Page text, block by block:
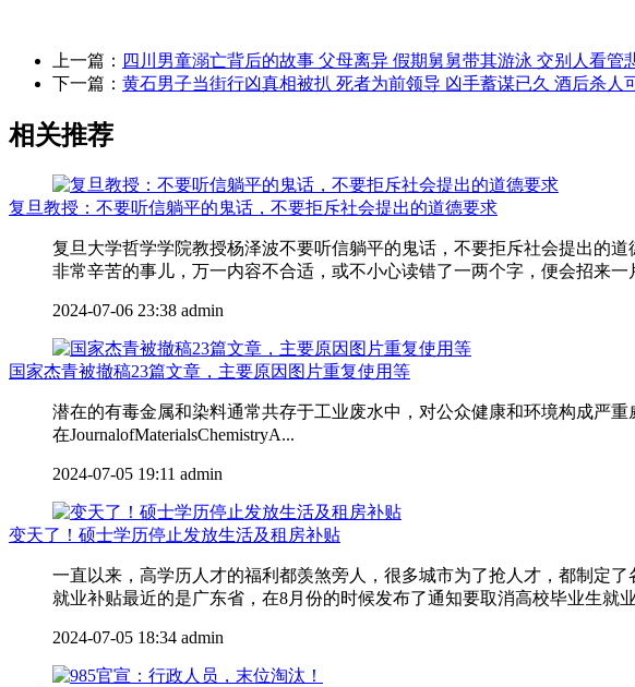
上一篇： 四川男童溺亡背后的故事 父母离异 假期舅舅带其游泳 交别人看管
下一篇： 黄石男子当街行凶真相被扒 死者为前领导 凶手蓄谋已久 酒后杀人
相关推荐
复旦教授：不要听信躺平的鬼话，不要拒斥社会提出的道德要求
复旦大学哲学学院教授杨泽波不要听信躺平的鬼话，不要拒斥社会提出的
非常辛苦的事儿，万一内容不合适，或不小心读错了一两个字，便会招来一
2024-07-06 23:38 admin
国家杰青被撤稿23篇文章，主要原因图片重复使用等
潜在的有毒金属和染料通常共存于工业废水中，对公众健康和环境构成严
在JournalofMaterialsChemistryA...
2024-07-05 19:11 admin
变天了！硕士学历停止发放生活及租房补贴
一直以来，高学历人才的福利都羡煞旁人，很多城市为了抢人才，都制定
就业补贴最近的是广东省，在8月份的时候发布了通知要取消高校毕业生就
2024-07-05 18:34 admin